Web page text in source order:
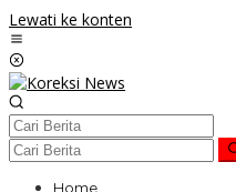
Lewati ke konten
Home